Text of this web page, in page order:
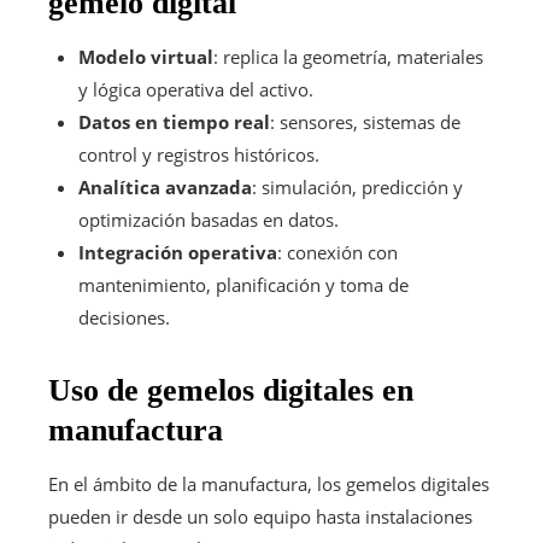
Modelo virtual: replica la geometría, materiales
y lógica operativa del activo.
Datos en tiempo real: sensores, sistemas de
control y registros históricos.
Analítica avanzada: simulación, predicción y
optimización basadas en datos.
Integración operativa: conexión con
mantenimiento, planificación y toma de
decisiones.
Uso de gemelos digitales en
manufactura
En el ámbito de la manufactura, los gemelos digitales
pueden ir desde un solo equipo hasta instalaciones